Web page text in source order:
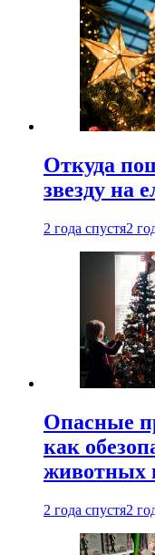
Откуда
звезду на
2 года спустя2
Опасные
как
животных
2 года спустя2